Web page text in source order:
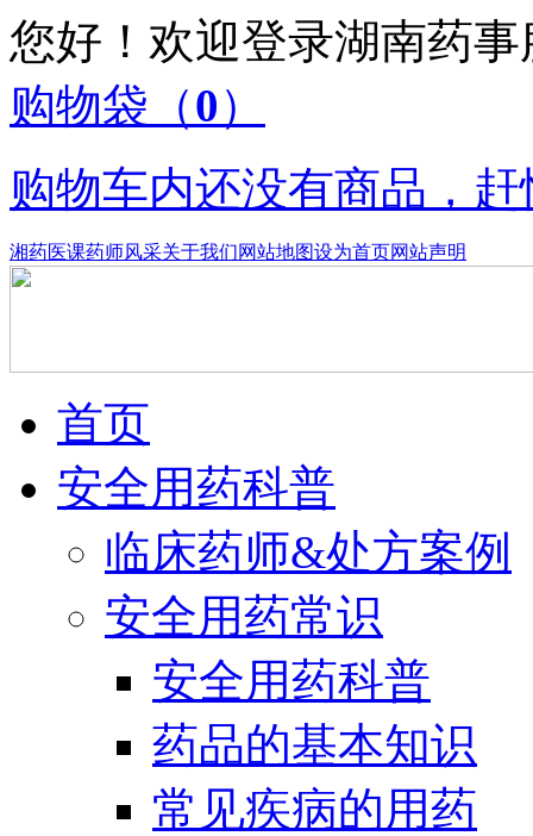
您好！欢迎登录湖南药
购物袋 （0）
购物车内还没有商品，
湘药医课药师风采关于我们网站地图设为首页网站声明
首页
安全用药科普
临床药师&处方案例
安全用药常识
安全用药科普
药品的基本知识
常见疾病的用药